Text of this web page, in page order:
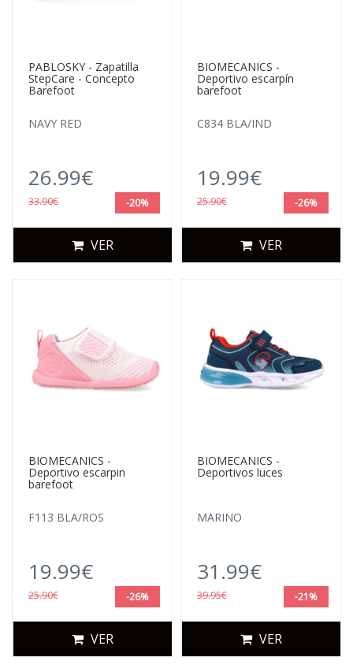
PABLOSKY - Zapatilla
StepCare - Concepto
Barefoot
NAVY RED
26.99€
33.90€ -20%
VER
BIOMECANICS -
Deportivo escarpín
barefoot
C834 BLA/IND
19.99€
25.90€ -26%
VER
BIOMECANICS -
Deportivo escarpin
barefoot
F113 BLA/ROS
19.99€
25.90€ -26%
VER
BIOMECANICS -
Deportivos luces
MARINO
31.99€
39.95€ -21%
VER